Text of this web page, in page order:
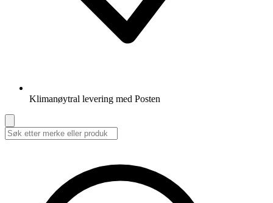
Klimanøytral levering med Posten